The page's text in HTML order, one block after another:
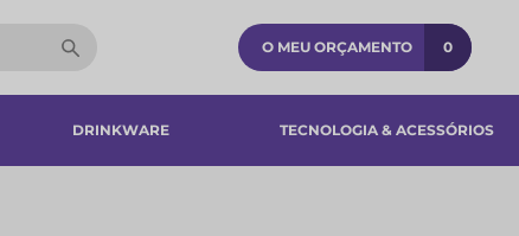
O MEU ORÇAMENTO 0
DRINKWARE TECNOLOGIA & ACESSÓRIOS​